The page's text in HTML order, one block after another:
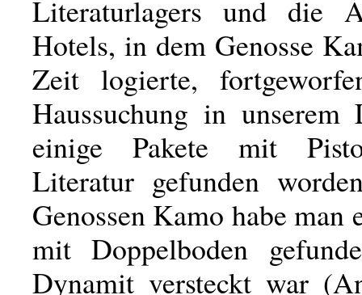
Literaturlagers und die
Hotels, in dem Genosse
Zeit logierte,
Haussuchung in unserem
einige Pakete mit
Literatur gefunden
Genossen Kamo habe man
mit Doppelboden
Dynamit versteckt war